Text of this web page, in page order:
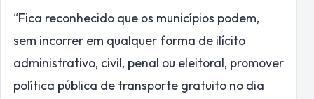
“Fica reconhecido que os municípios podem,
sem incorrer em qualquer forma de ilícito
administrativo, civil, penal ou eleitoral, promover
política pública de transporte gratuito no dia